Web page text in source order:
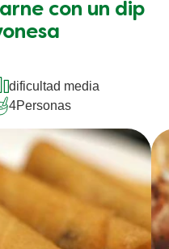
con un dip
dificultad media
4Personas